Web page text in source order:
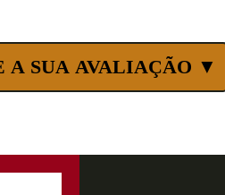
A SUA AVALIAÇÃO ▼